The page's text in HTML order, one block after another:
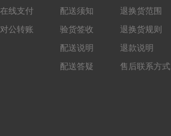
在线支付
对公转账
配送须知
验货签收
配送说明
配送答疑
退换货范围
退换货规则
退款说明
售后联系方式